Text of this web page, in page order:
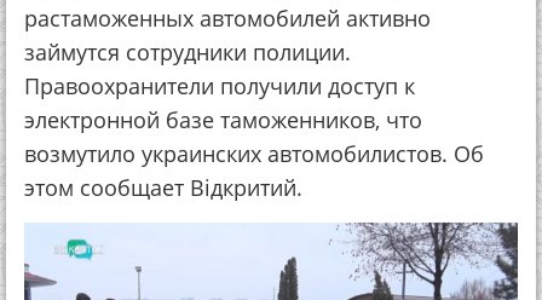
растаможенных автомобилей активно
займутся сотрудники полиции.
Правоохранители получили доступ к
электронной базе таможенников, что
возмутило украинских автомобилистов. Об
этом сообщает Відкритий.